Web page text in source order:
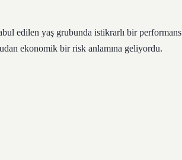
edilen yaş grubunda istikrarlı bir performans
ekonomik bir risk anlamına geliyordu.